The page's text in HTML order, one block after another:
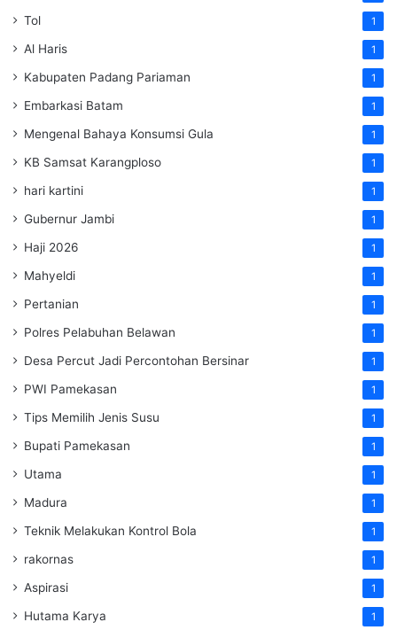
Tol 1
Al Haris 1
Kabupaten Padang Pariaman 1
Embarkasi Batam 1
Mengenal Bahaya Konsumsi Gula 1
KB Samsat Karangploso 1
hari kartini 1
Gubernur Jambi 1
Haji 2026 1
Mahyeldi 1
Pertanian 1
Polres Pelabuhan Belawan 1
Desa Percut Jadi Percontohan Bersinar 1
PWI Pamekasan 1
Tips Memilih Jenis Susu 1
Bupati Pamekasan 1
Utama 1
Madura 1
Teknik Melakukan Kontrol Bola 1
rakornas 1
Aspirasi 1
Hutama Karya 1